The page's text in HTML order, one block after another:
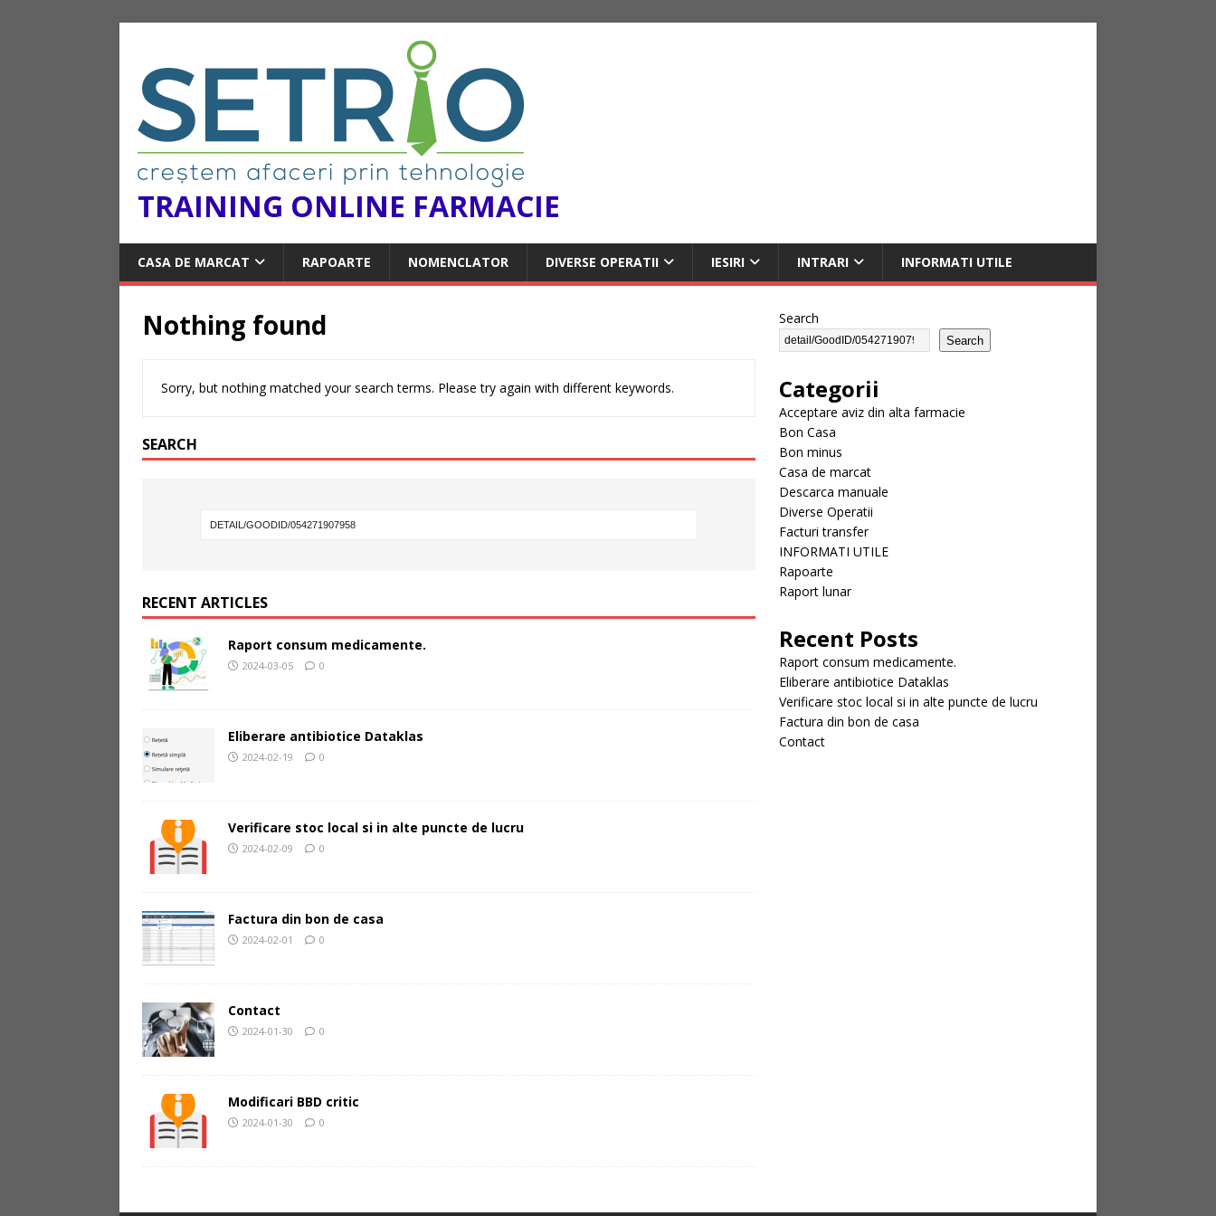
TRAINING ONLINE FARMACIE
CASA DE MARCAT RAPOARTE NOMENCLATOR DIVERSE OPERATII IESIRI INTRARI INFORMATI UTILE
Nothing found
Sorry, but nothing matched your search terms. Please try again with different keywords.
SEARCH
RECENT ARTICLES
Raport consum medicamente.
2024-03-05 0
Eliberare antibiotice Dataklas
2024-02-19 0
Verificare stoc local si in alte puncte de lucru
2024-02-09 0
Factura din bon de casa
2024-02-01 0
Contact
2024-01-30 0
Modificari BBD critic
2024-01-30 0
Search
Search
Categorii
Acceptare aviz din alta farmacie
Bon Casa
Bon minus
Casa de marcat
Descarca manuale
Diverse Operatii
Facturi transfer
INFORMATI UTILE
Rapoarte
Raport lunar
Recent Posts
Raport consum medicamente.
Eliberare antibiotice Dataklas
Verificare stoc local si in alte puncte de lucru
Factura din bon de casa
Contact